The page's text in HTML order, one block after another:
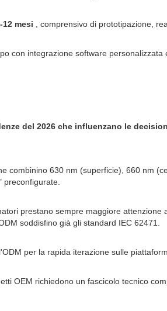
mesi , comprensivo di prototipazione,
con integrazione software personalizzata
del 2026 che influenzano le
combinino 630 nm (superficie), 660 nm
prestano sempre maggiore
soddisfino già gli standard IEC 62471.
per la rapida iterazione sulle
OEM richiedono un fascicolo tecnico